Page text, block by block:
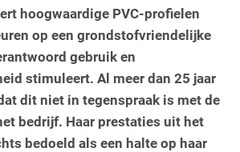
hoogwaardige PVC-profielen
op een grondstofvriendelijke
gebruik en
stimuleert. Al meer dan 25 jaar
dit niet in tegenspraak is met de
bedrijf. Haar prestaties uit het
bedoeld als een halte op haar